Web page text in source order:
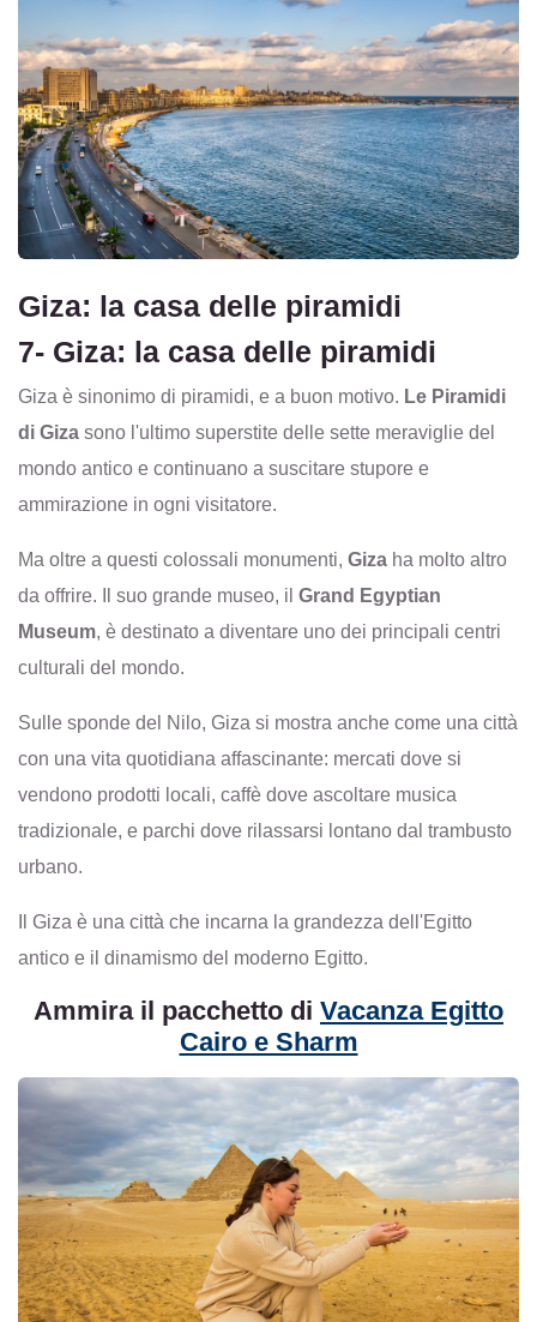
Giza: la casa delle piramidi
7- Giza: la casa delle piramidi
Giza è sinonimo di piramidi, e a buon motivo. Le Piramidi
di Giza sono l'ultimo superstite delle sette meraviglie del
mondo antico e continuano a suscitare stupore e
ammirazione in ogni visitatore.
Ma oltre a questi colossali monumenti, Giza ha molto altro
da offrire. Il suo grande museo, il Grand Egyptian
Museum, è destinato a diventare uno dei principali centri
culturali del mondo.
Sulle sponde del Nilo, Giza si mostra anche come una città
con una vita quotidiana affascinante: mercati dove si
vendono prodotti locali, caffè dove ascoltare musica
tradizionale, e parchi dove rilassarsi lontano dal trambusto
urbano.
Il Giza è una città che incarna la grandezza dell'Egitto
antico e il dinamismo del moderno Egitto.
Ammira il pacchetto di Vacanza Egitto
Cairo e Sharm